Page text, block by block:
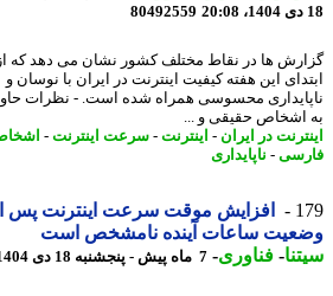
80492559
ها در نقاط مختلف کشور نشان می دهد که از
این هفته کیفیت اینترنت در ایران با نوسان و
محسوسی همراه شده است. - نظرات حاوی
حقیقی و ...
در ایران - اینترنت-سرعت اینترنت-اشخاص
-ناپایداری
افزایش موقت سرعت اینترنت پس از
ساعات آینده نامشخص است
-فناوری- 7 ماه پیش - پنجشنبه 18 دی 1404، 11:45